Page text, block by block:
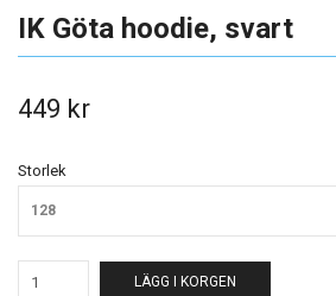
IK Göta hoodie, svart
449 kr
Storlek
128
LÄGG I KORGEN